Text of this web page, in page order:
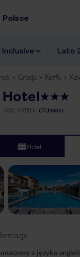
Polsce
Inclusive Lato
Grecja Korfu
Hotel
KOD HOTELU CFU38051
Hotel
z języka